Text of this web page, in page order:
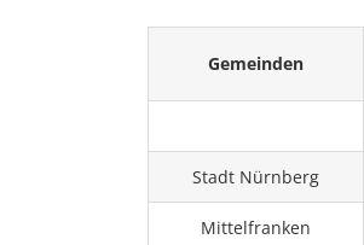
Gemeinden
Stadt Nürnberg
Mittelfranken